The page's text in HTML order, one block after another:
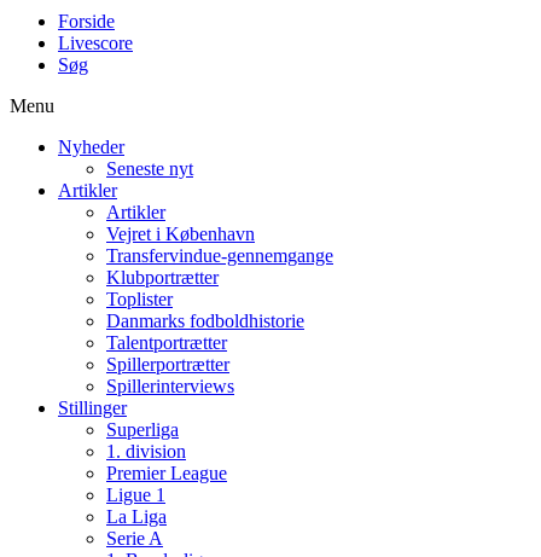
Forside
Livescore
Søg
Menu
Nyheder
Seneste nyt
Artikler
Artikler
Vejret i København
Transfervindue-gennemgange
Klubportrætter
Toplister
Danmarks fodboldhistorie
Talentportrætter
Spillerportrætter
Spillerinterviews
Stillinger
Superliga
1. division
Premier League
Ligue 1
La Liga
Serie A